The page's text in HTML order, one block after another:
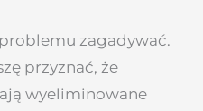
zagadywać.
przyznać, że
wyeliminowane